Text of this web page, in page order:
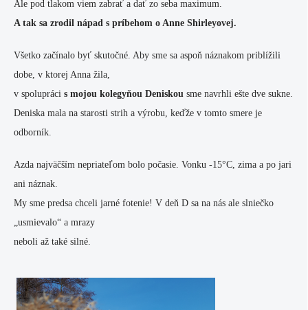
Ale pod tlakom viem zabrať a dať zo seba maximum.
A tak sa zrodil nápad s príbehom o Anne Shirleyovej.
Všetko začínalo byť skutočné. Aby sme sa aspoň náznakom priblížili
dobe, v ktorej Anna žila,
v spolupráci s mojou kolegyňou Deniskou sme navrhli ešte dve sukne.
Deniska mala na starosti strih a výrobu, keďže v tomto smere je
odborník.
Azda najväčším nepriateľom bolo počasie. Vonku -15°C, zima a po jari
ani náznak.
My sme predsa chceli jarné fotenie! V deň D sa na nás ale slniečko
„usmievalo“ a mrazy
neboli až také silné.